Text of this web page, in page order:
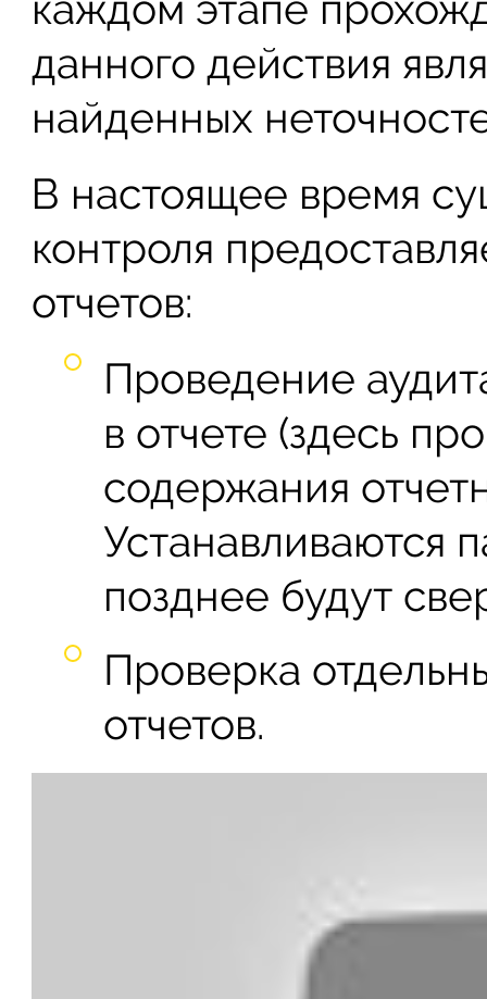
данного действия
найденных
В настоящее время
контроля
отчетов:
Проведение
в отчете (здесь
содержания
Устанавливаются
позднее будут
Проверка
отчетов.